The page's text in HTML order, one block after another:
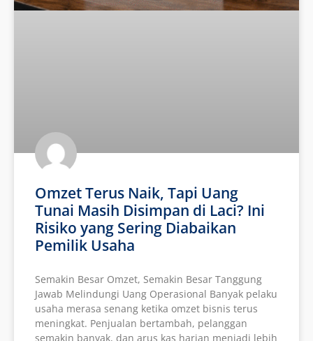
Omzet Terus Naik, Tapi Uang
Tunai Masih Disimpan di Laci? Ini
Risiko yang Sering Diabaikan
Pemilik Usaha
Semakin Besar Omzet, Semakin Besar Tanggung
Jawab Melindungi Uang Operasional Banyak pelaku
usaha merasa senang ketika omzet bisnis terus
meningkat. Penjualan bertambah, pelanggan
semakin banyak, dan arus kas harian menjadi lebih